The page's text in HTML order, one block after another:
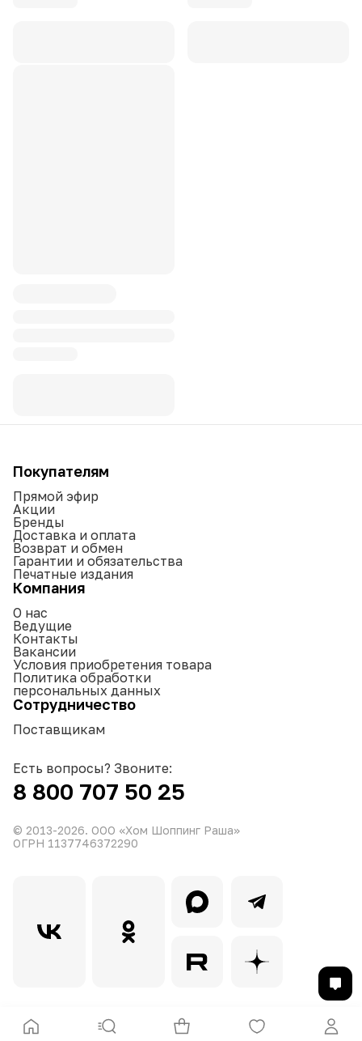
Покупателям
Прямой эфир
Акции
Бренды
Доставка и оплата
Возврат и обмен
Гарантии и обязательства
Печатные издания
Компания
О нас
Ведущие
Контакты
Вакансии
Условия приобретения товара
Политика обработки
персональных данных
Сотрудничество
Поставщикам
Есть вопросы? Звоните:
8 800 707 50 25
© 2013-2026. ООО «Хом Шоппинг Раша»
ОГРН 1137746372290